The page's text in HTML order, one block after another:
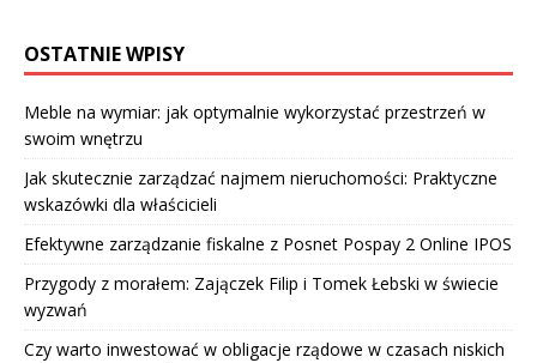
OSTATNIE WPISY
Meble na wymiar: jak optymalnie wykorzystać przestrzeń w
swoim wnętrzu
Jak skutecznie zarządzać najmem nieruchomości: Praktyczne
wskazówki dla właścicieli
Efektywne zarządzanie fiskalne z Posnet Pospay 2 Online IPOS
Przygody z morałem: Zajączek Filip i Tomek Łebski w świecie
wyzwań
Czy warto inwestować w obligacje rządowe w czasach niskich